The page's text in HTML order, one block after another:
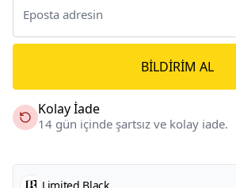
BILDIRIM AL
Kolay İade
14 gün içinde şartsız ve kolay iade.